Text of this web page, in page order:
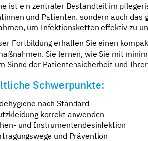
ist ein zentraler Bestandteil im
und Patienten, sondern auch
um Infektionsketten effektiv zu
Fortbildung erhalten Sie einen
Sie lernen, wie Sie mit
Sinne der Patientensicherheit und
Schwerpunkte:
nach Standard
korrekt anwenden
und Instrumentendesinfektion
und Prävention